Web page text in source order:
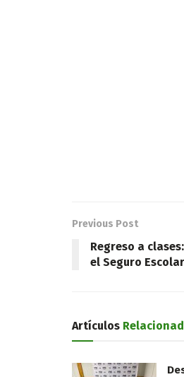
Previous Post
Regreso a
el Seguro
Artículos